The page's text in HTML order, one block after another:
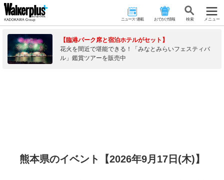
ニュース･連載 おでかけ情報 検 索 メニュー
【臨港パーク席と宿泊ホテルがセット】
花火を間近で堪能できる！「みなとみらいフェスティバ
ル」鑑賞ツアーを販売中
熊本県のイベント【2026年9月17日(木)】